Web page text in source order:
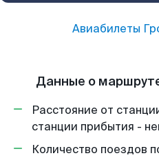
Авиабилеты
Данные о
Расстояние от
станции прибытия -
Количество поездов